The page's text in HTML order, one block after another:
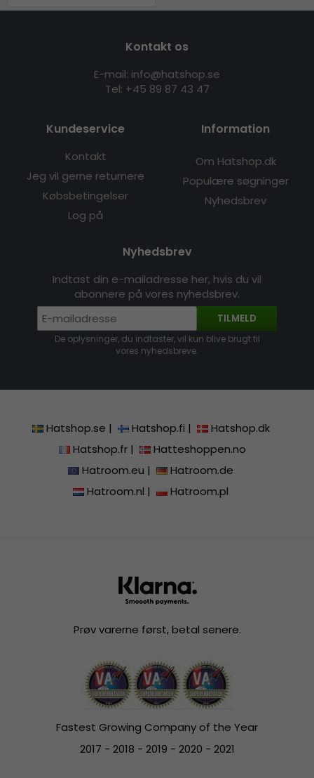
Kontakt os
E-mail: info@hatshop.se
Tel: +45 89 87 43 47
Kundeservice
Kontakt
Jeg vil gerne returnere
Købsbetingelser
Log på
Information
Om Hatshop.dk
Populære søgninger
Nyhedsbrev
Nyhedsbrev
Indtast din e-mailadresse her, hvis du vil
abonnere på vores nyhedsbrev.
TILMELD
De oplysninger, du indtaster, vil kun blive brugt til
vores nyhedsbreve.
Hatshop.se | Hatshop.fi |
Hatshop.dk
Hatshop.fr|
Hatteshoppen.no
Hatroom.eu |
Hatroom.de
Hatroom.nl | Hatroom.pl
Prøv varerne først, betal senere.
Fastest Growing Company of the Year
2017 - 2018 - 2019 - 2020 - 2021